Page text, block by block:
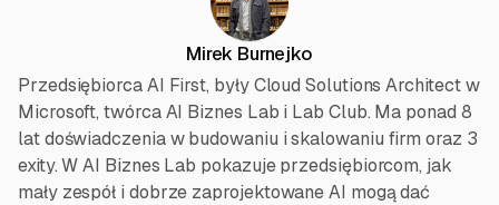
Mirek Burnejko
Przedsiębiorca AI First, były Cloud Solutions Architect w
Microsoft, twórca AI Biznes Lab i Lab Club. Ma ponad 8
lat doświadczenia w budowaniu i skalowaniu firm oraz 3
exity. W AI Biznes Lab pokazuje przedsiębiorcom, jak
mały zespół i dobrze zaprojektowane AI mogą dać